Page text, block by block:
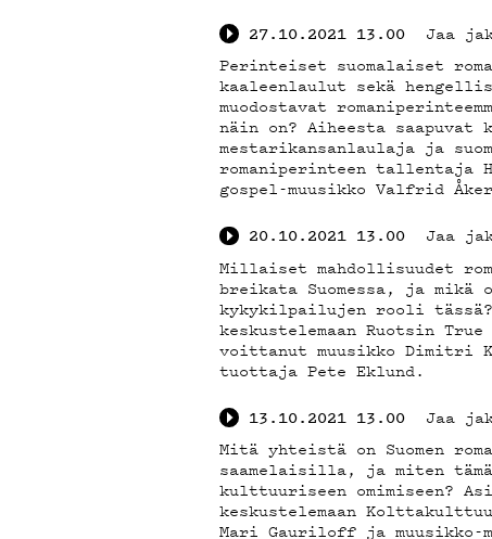
27.10.2021 13.00
Jaa
Perinteiset suomalaiset
kaaleenlaulut sekä
muodostavat
näin on? Aiheesta saapuvat
mestarikansanlaulaja ja
romaniperinteen tallentaja
gospel-muusikko Valfrid
20.10.2021 13.00
Jaa
Millaiset mahdollisuudet
breikata Suomessa, ja mikä
kykykilpailujen rooli tässä?
keskustelemaan Ruotsin
voittanut muusikko Dimitri
tuottaja Pete Eklund.
13.10.2021 13.00
Jaa
Mitä yhteistä on Suomen
saamelaisilla, ja miten
kulttuuriseen omimiseen?
keskustelemaan
Mari Gauriloff ja muusikko-